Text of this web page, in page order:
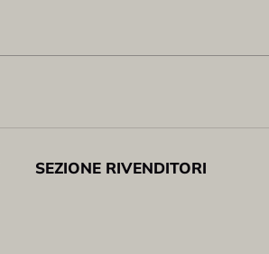
SEZIONE RIVENDITORI